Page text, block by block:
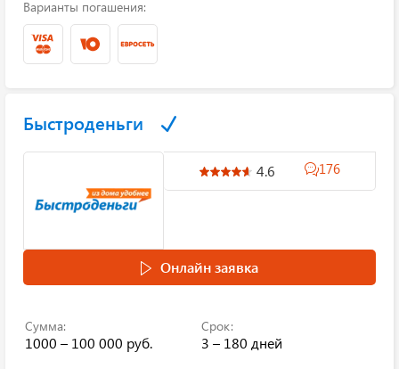
Варианты погашения:
Быстроденьги
4.6 176
Онлайн заявка
Сумма:
1000 – 100 000 руб.
Срок:
3 – 180 дней